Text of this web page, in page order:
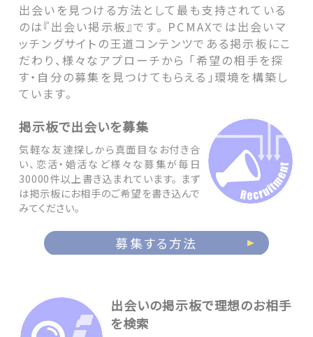
出会いを見つける方法として最も支持されている
のは『出会い掲示板』です。 PCMAXでは出会いマ
ッチングサイトの王道コンテンツである掲示板にこ
だわり、様々なアプローチから 「希望の相手を探
す・自分の募集を見つけてもらえる」環境を構築し
ています。
掲示板で出会いを募集
気軽な友達探しから真面目なお付き合
い、恋活・婚活など様々な募集が毎日
30000件以上書き込まれています。 まず
は掲示板にお相手のご希望を書き込んで
みてください。
募集する方法
出会いの掲示板で理想のお相手
を検索